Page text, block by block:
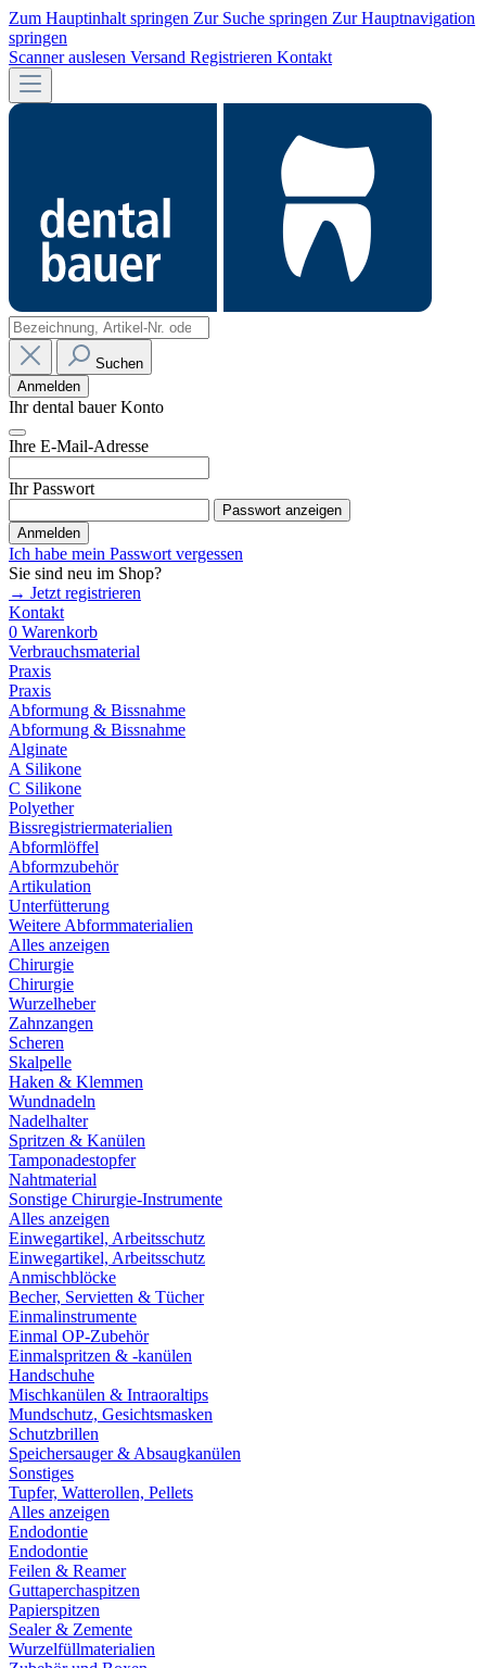
Zum Hauptinhalt springen Zur Suche springen Zur Hauptnavigation
springen
Scanner auslesen Versand Registrieren Kontakt
Suchen
Anmelden
Ihr dental bauer Konto
Ihre E-Mail-Adresse
Ihr Passwort
Passwort anzeigen
Anmelden
Ich habe mein Passwort vergessen
Sie sind neu im Shop?
→ Jetzt registrieren
Kontakt
0 Warenkorb
Verbrauchsmaterial
Praxis
Praxis
Abformung & Bissnahme
Abformung & Bissnahme
Alginate
A Silikone
C Silikone
Polyether
Bissregistriermaterialien
Abformlöffel
Abformzubehör
Artikulation
Unterfütterung
Weitere Abformmaterialien
Alles anzeigen
Chirurgie
Chirurgie
Wurzelheber
Zahnzangen
Scheren
Skalpelle
Haken & Klemmen
Wundnadeln
Nadelhalter
Spritzen & Kanülen
Tamponadestopfer
Nahtmaterial
Sonstige Chirurgie-Instrumente
Alles anzeigen
Einwegartikel, Arbeitsschutz
Einwegartikel, Arbeitsschutz
Anmischblöcke
Becher, Servietten & Tücher
Einmalinstrumente
Einmal OP-Zubehör
Einmalspritzen & -kanülen
Handschuhe
Mischkanülen & Intraoraltips
Mundschutz, Gesichtsmasken
Schutzbrillen
Speichersauger & Absaugkanülen
Sonstiges
Tupfer, Watterollen, Pellets
Alles anzeigen
Endodontie
Endodontie
Feilen & Reamer
Guttaperchaspitzen
Papierspitzen
Sealer & Zemente
Wurzelfüllmaterialien